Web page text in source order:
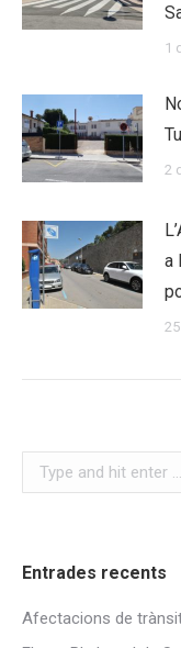
1
2
a
Search:
Entrades recents
Afectacions de